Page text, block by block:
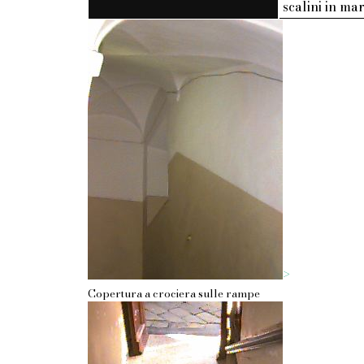
scalini in
>
Copertura a crociera sulle rampe